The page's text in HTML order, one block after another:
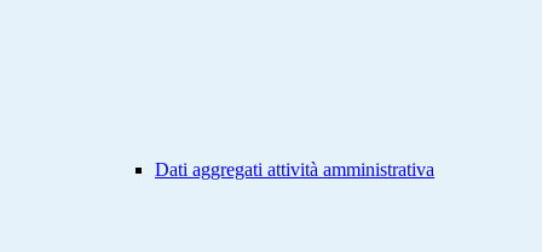
Dati aggregati attività amministrativa